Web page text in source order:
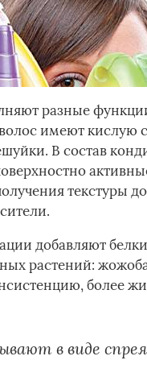
разные
имеют кислую
В состав
текстуры
добавляют
растений:
более
в виде